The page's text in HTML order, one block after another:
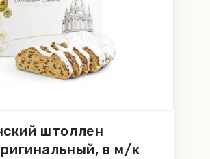
штоллен
в м/к